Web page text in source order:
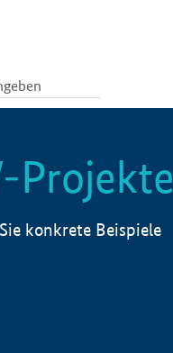
Projekte
konkrete Beispiele